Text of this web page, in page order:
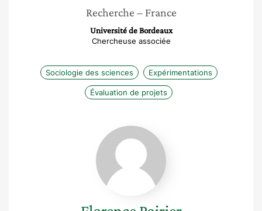
Recherche – France
Université de Bordeaux
Chercheuse associée
Sociologie des sciences Expérimentations
Évaluation de projets
Florence
Poirier